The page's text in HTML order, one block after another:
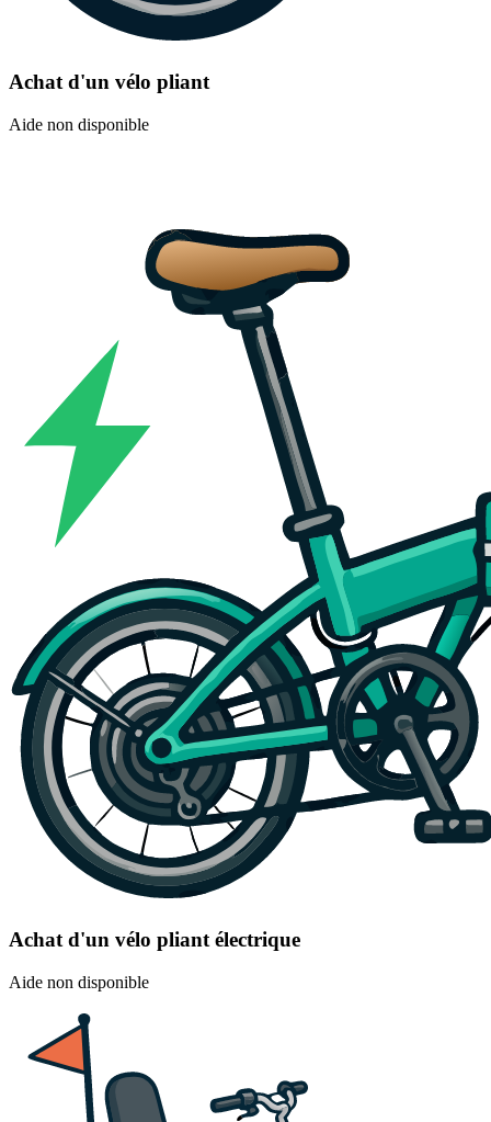
Achat d'un vélo pliant
Aide non disponible
Achat d'un vélo pliant électrique
Aide non disponible